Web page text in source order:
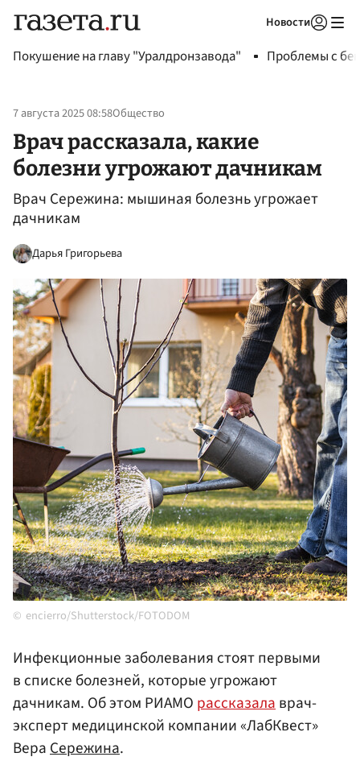
Новости
Покушение на главу "Уралдронзавода" Проблемы с
7 августа 2025 08:58Общество
Врач рассказала, какие
болезни угрожают дачникам
Врач Сережина: мышиная болезнь угрожает
дачникам
Дарья Григорьева
encierro/Shutterstock/FOTODOM
Инфекционные заболевания стоят первыми
в списке болезней, которые угрожают
дачникам. Об этом РИАМО рассказалаврач-
эксперт медицинской компании «ЛабКвест»
ВераСережина.